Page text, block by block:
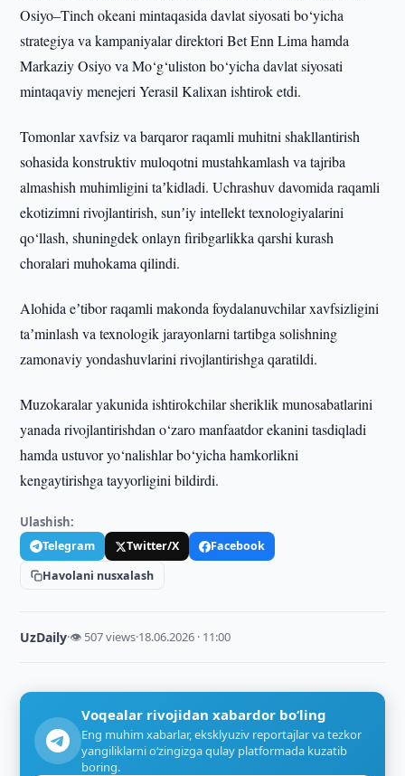
Osiyo–Tinch okeani mintaqasida davlat siyosati bo‘yicha
strategiya va kampaniyalar direktori Bet Enn Lima hamda
Markaziy Osiyo va Mo‘g‘uliston bo‘yicha davlat siyosati
mintaqaviy menejeri Yerasil Kalixan ishtirok etdi.
Tomonlar xavfsiz va barqaror raqamli muhitni shakllantirish
sohasida konstruktiv muloqotni mustahkamlash va tajriba
almashish muhimligini taʼkidladi. Uchrashuv davomida raqamli
ekotizimni rivojlantirish, sunʼiy intellekt texnologiyalarini
qo‘llash, shuningdek onlayn firibgarlikka qarshi kurash
choralari muhokama qilindi.
Alohida eʼtibor raqamli makonda foydalanuvchilar xavfsizligini
taʼminlash va texnologik jarayonlarni tartibga solishning
zamonaviy yondashuvlarini rivojlantirishga qaratildi.
Muzokaralar yakunida ishtirokchilar sheriklik munosabatlarini
yanada rivojlantirishdan o‘zaro manfaatdor ekanini tasdiqladi
hamda ustuvor yo‘nalishlar bo‘yicha hamkorlikni
kengaytirishga tayyorligini bildirdi.
Ulashish:
Telegram Twitter/X
Facebook
Havolani nusxalash
UzDaily·👁 507 views·18.06.2026 · 11:00
Voqealar rivojidan xabardor bo‘ling
Eng muhim xabarlar, eksklyuziv reportajlar va tezkor
yangiliklarni o‘zingizga qulay platformada kuzatib
boring.